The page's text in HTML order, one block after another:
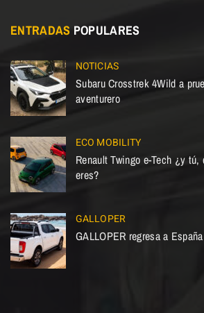
ENTRADAS POPULARES
NOTICIAS
Subaru Crosstrek 4Wild a
aventurero
ECO MOBILITY
Renault Twingo e-Tech ¿y tú,
eres?
GALLOPER
GALLOPER regresa a España